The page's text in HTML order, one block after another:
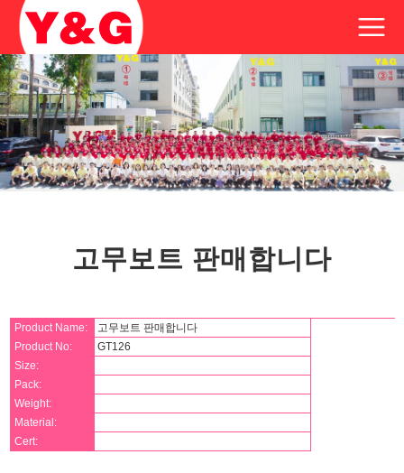
고무보트 판매합니다
Product Name:
고무보트 판매합니다
Product No:
GT126
Size:
Pack:
Weight:
Material:
Cert: